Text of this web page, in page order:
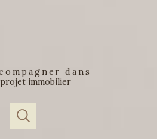
dans
immobilier